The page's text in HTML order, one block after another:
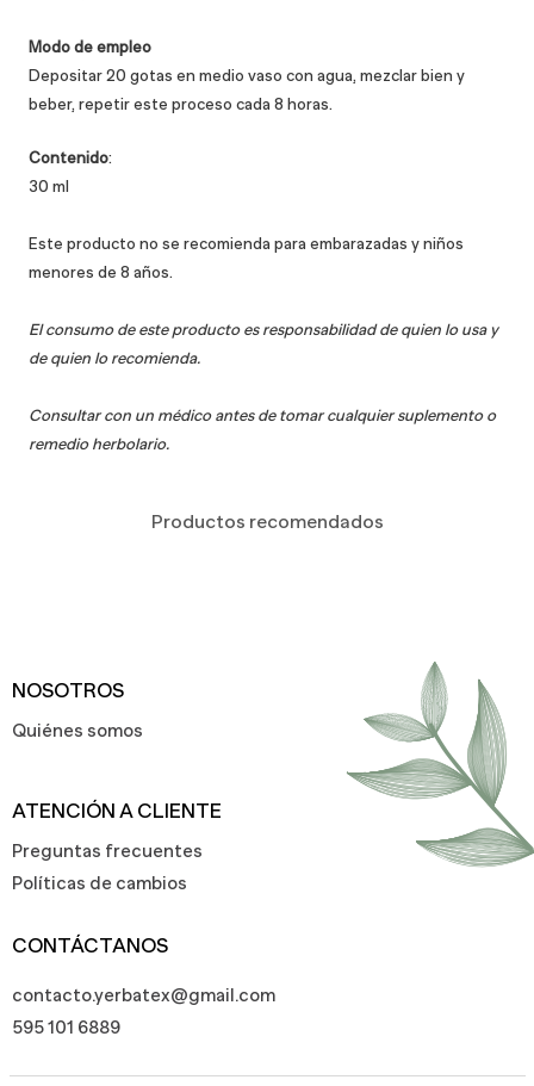
Modo de empleo
Depositar 20 gotas en medio vaso con agua, mezclar bien y
beber, repetir este proceso cada 8 horas.
Contenido:
30 ml
Este producto no se recomienda para embarazadas y niños
menores de 8 años.
El consumo de este producto es responsabilidad de quien lo usa y
de quien lo recomienda.
Consultar con un médico antes de tomar cualquier suplemento o
remedio herbolario.
Productos recomendados
NOSOTROS
Quiénes somos
ATENCIÓN A CLIENTE
Preguntas frecuentes
Políticas de cambios
CONTÁCTANOS
contacto.yerbatex@gmail.com
595 101 6889